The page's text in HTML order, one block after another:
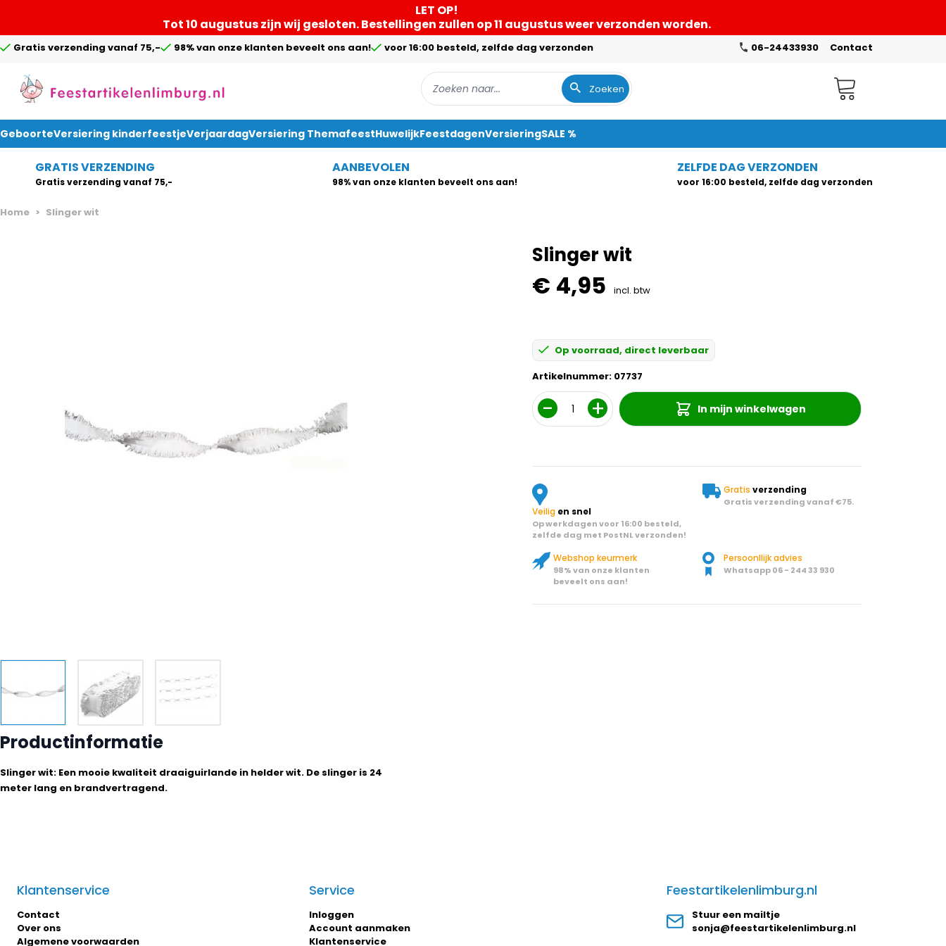
LET OP!
Tot 10 augustus zijn wij gesloten. Bestellingen zullen op 11 augustus weer verzonden worden.
Gratis verzending vanaf 75,- 98% van onze klanten beveelt ons aan! voor 16:00 besteld, zelfde dag verzonden 06-24433930 Contact
Zoeken Winkelwagen
GeboorteVersiering kinderfeestjeVerjaardagVersiering ThemafeestHuwelijkFeestdagenVersieringSALE %
GRATIS VERZENDING
Gratis verzending vanaf 75,-
AANBEVOLEN
98% van onze klanten beveelt ons aan!
ZELFDE DAG VERZONDEN
voor 16:00 besteld, zelfde dag verzonden
Home > Slinger wit
Slinger wit
€ 4,95 incl. btw
Op voorraad, direct leverbaar
Artikelnummer: 07737
Aantal
In mijn winkelwagen
Veilig en snel
Op werkdagen voor 16:00 besteld,
zelfde dag met PostNL verzonden!
Gratis verzending
Gratis verzending vanaf €75.
Webshop keurmerk
98% van onze klanten
beveelt ons aan!
Persoonllijk advies
Whatsapp 06 - 244 33 930
Productinformatie
Slinger wit: Een mooie kwaliteit draaiguirlande in helder wit. De slinger is 24
meter lang en brandvertragend.
Klantenservice
Contact
Over ons
Algemene voorwaarden
Service
Inloggen
Account aanmaken
Klantenservice
Feestartikelenlimburg.nl
Stuur een mailtje
sonja@feestartikelenlimburg.nl